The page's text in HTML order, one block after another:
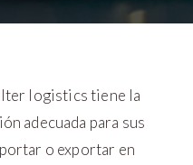
logistics tiene la
adecuada para sus
o exportar en